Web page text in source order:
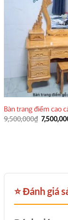
Bàn trang điểm cao
9,500,000₫ Giá
gốc
⭐ Đánh giá